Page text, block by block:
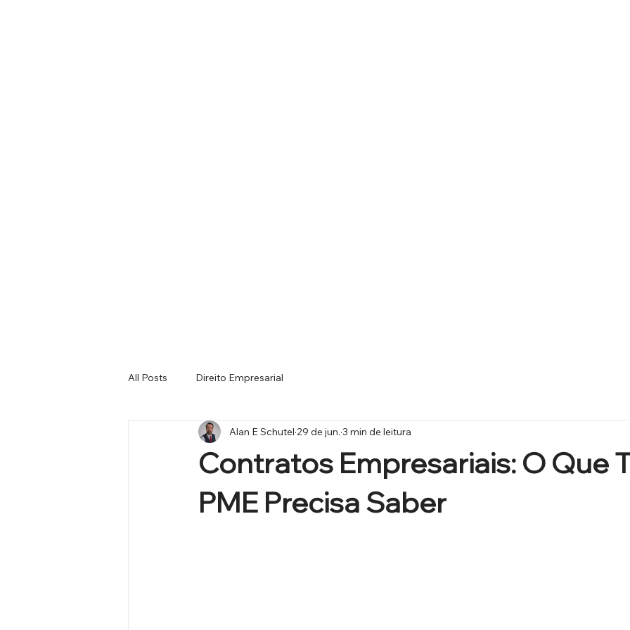
All Posts Direito Empresarial
Contratos Empresariais: O Que
PME Precisa Saber
Alan E Schutel 29 de jun. 3 min de leitura